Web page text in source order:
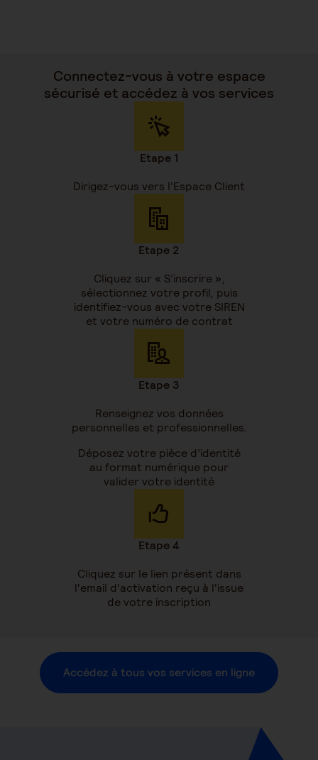
Connectez-vous à votre espace
sécurisé et accédez à vos services
Etape 1
Dirigez-vous vers l'Espace Client
Etape 2
Cliquez sur « S’inscrire »,
sélectionnez votre profil, puis
identifiez-vous avec votre SIREN
et votre numéro de contrat
Etape 3
Renseignez vos données
personnelles et professionnelles.
Déposez votre pièce d’identité
au format numérique pour
valider votre identité
Etape 4
Cliquez sur le lien présent dans
l'email d'activation reçu à l'issue
de votre inscription
Accédez à tous vos services en ligne